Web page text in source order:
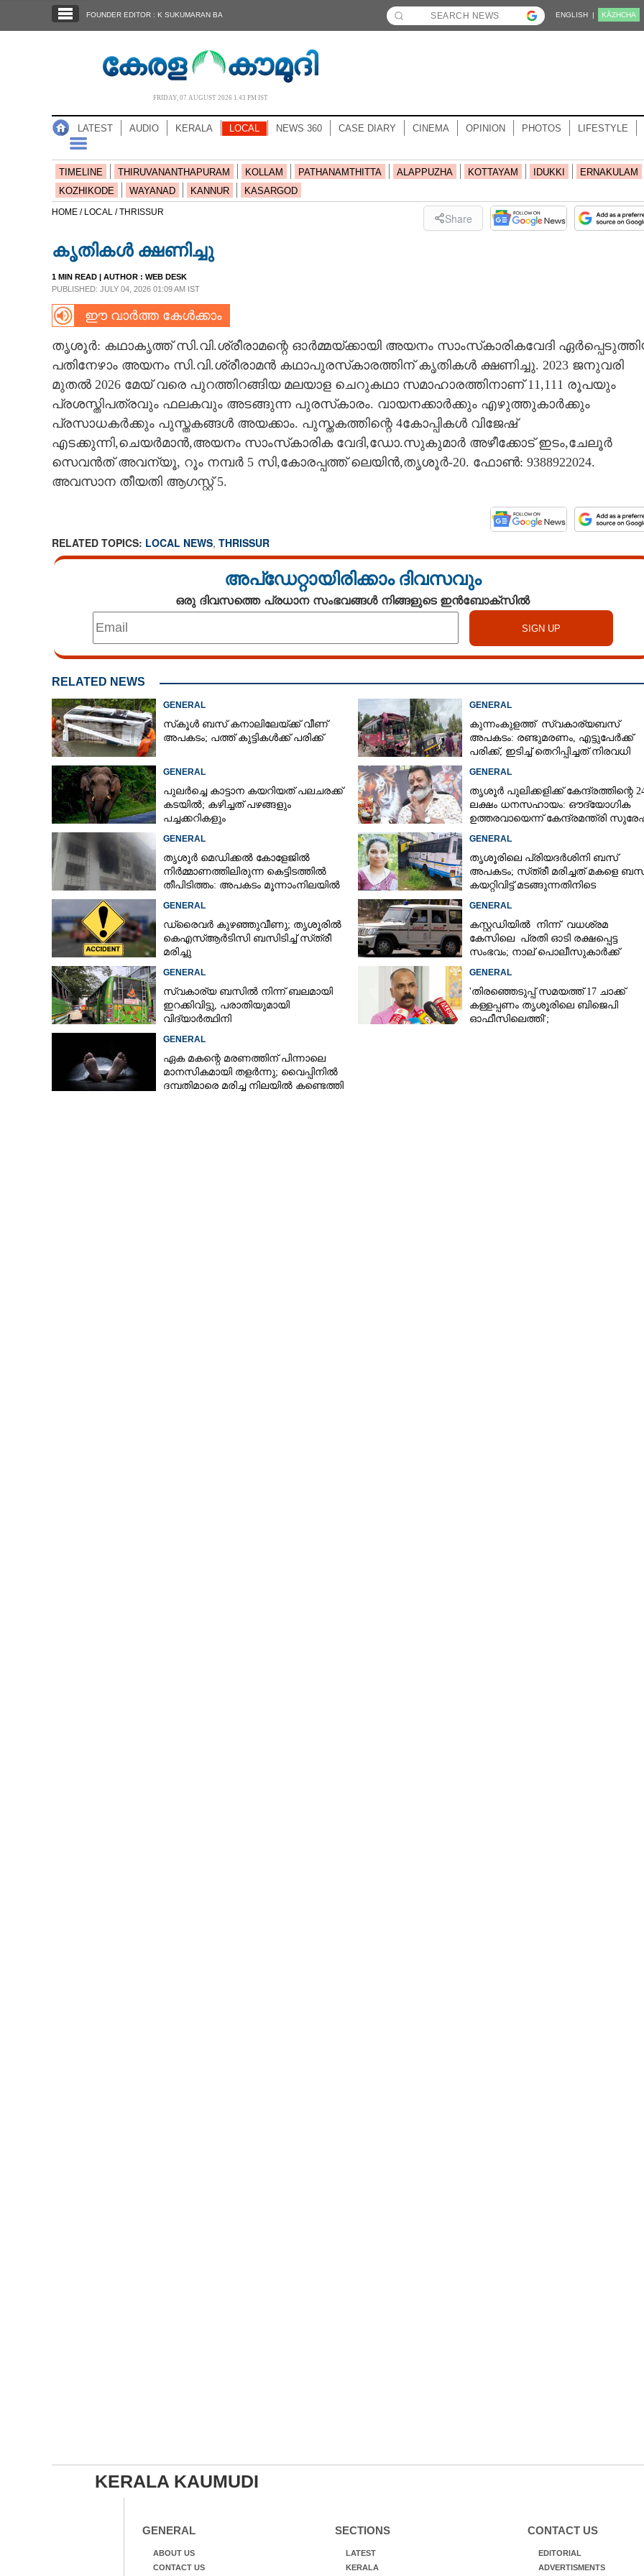
NOTIFIED NEWS
NEWS 360
CASE DIARY
LIFESTYLE
LITERATURE
CONTACT US
FOUNDER EDITOR : K SUKUMARAN BA ENGLISH | KĀZHCHA
FRIDAY, 07 AUGUST 2026 1.43 PM IST
LATEST AUDIO KERALA LOCAL NEWS 360 CASE DIARY CINEMA OPINION PHOTOS LIFESTYLE
TIMELINE THIRUVANANTHAPURAM KOLLAM PATHANAMTHITTA ALAPPUZHA KOTTAYAM IDUKKI ERNAKULAM
KOZHIKODE
WAYANAD KANNUR KASARGOD
HOME / LOCAL /THRISSUR Share
കൃതികൾ ക്ഷണിച്ചു
1 MIN READ | AUTHOR : WEB DESK
PUBLISHED: JULY 04, 2026 01:09 AM IST
ഈ വാർത്ത കേൾക്കാം
തൃശൂർ: കഥാകൃത്ത് സി.വി.ശ്രീരാമന്റെ ഓർമ്മയ്ക്കായി അയനം സാംസ്‌കാരികവേദി
പതിനേഴാം അയനം സി.വി.ശ്രീരാമൻ കഥാപുരസ്‌കാരത്തിന് കൃതികൾ ക്ഷണിച്ചു. 2023 ജനുവരി
മുതൽ 2026 മേയ് വരെ പുറത്തിറങ്ങിയ മലയാള ചെറുകഥാ സമാഹാരത്തിനാണ് 11,​111 രൂപയും
പ്രശസ്തിപത്രവും ഫലകവും അടങ്ങുന്ന പുരസ്‌കാരം. വായനക്കാർക്കും എഴുത്തുകാർക്കും
പ്രസാധകർക്കും പുസ്തകങ്ങൾ അയക്കാം. പുസ്തകത്തിന്റെ 4കോപ്പികൾ വിജേഷ്
എടക്കുന്നി,ചെയർമാൻ,അയനം സാംസ്‌കാരിക വേദി,​ഡോ.സുകുമാർ അഴീക്കോട് ഇടം,ചേലൂർ
സെവൻത് അവന്യൂ, റൂം നമ്പർ 5 സി,കോരപ്പത്ത് ലെയിൻ,തൃശൂർ-20. ഫോൺ: 9388922024.
അവസാന തീയതി ആഗസ്റ്റ് 5.
RELATED TOPICS: LOCAL NEWS, THRISSUR
അപ്ഡേറ്റായിരിക്കാം ദിവസവും
ഒരു ദിവസത്തെ പ്രധാന സംഭവങ്ങൾ നിങ്ങളുടെ ഇൻബോക്സിൽ
RELATED NEWS
GENERAL
സ്‌കൂൾ ബസ് കനാലിലേയ്ക്ക് വീണ്
അപകടം; പത്ത് കുട്ടികൾക്ക് പരിക്ക്
GENERAL
കുന്നംകുളത്ത് സ്വകാര്യബസ്
അപകടം: രണ്ടുമരണം, എട്ടുപേർക്ക്
പരിക്ക്, ഇടിച്ച് തെറിപ്പിച്ചത് നിരവധി
GENERAL
പുലർച്ചെ കാട്ടാന കയറിയത് പലചരക്ക്
കടയിൽ; കഴിച്ചത് പഴങ്ങളും
പച്ചക്കറികളും
GENERAL
തൃശൂർ പുലിക്കളിക്ക് കേന്ദ്രത്തിന്റെ
ലക്ഷം ധനസഹായം: ഔദ്യോഗിക
ഉത്തരവായെന്ന് കേന്ദ്രമന്ത്രി
GENERAL
തൃശൂർ മെഡിക്കൽ കോളേജിൽ
നിർമ്മാണത്തിലിരുന്ന കെട്ടിടത്തിൽ
തീപിടിത്തം: അപകടം മൂന്നാംനിലയിൽ
GENERAL
തൃശൂരിലെ പ്രിയദർശിനി ബസ്
അപകടം; സ്‌ത്രീ മരിച്ചത് മകളെ
കയറ്റിവിട്ട് മടങ്ങുന്നതിനിടെ
GENERAL
ഡ്രൈവർ കുഴഞ്ഞുവീണു; തൃശൂരിൽ
കെഎസ്‌ആർടിസി ബസിടിച്ച് സ്‌ത്രീ
മരിച്ചു
GENERAL
കസ്റ്റഡിയിൽ നിന്ന് വധശ്രമ
കേസിലെ പ്രതി ഓടി രക്ഷപ്പെട്ട
സംഭവം; നാല് പൊലീസുകാർക്ക്
GENERAL
സ്വകാര്യ ബസിൽ നിന്ന് ബലമായി
ഇറക്കിവിട്ടു, പരാതിയുമായി
വിദ്യാർത്ഥിനി
GENERAL
'തിരഞ്ഞെടുപ്പ് സമയത്ത് 17 ചാക്ക്
കള്ളപ്പണം തൃശൂരിലെ ബിജെപി
ഓഫീസിലെത്തി';
GENERAL
ഏക മകന്റെ മരണത്തിന് പിന്നാലെ
മാനസികമായി തളർന്നു; വൈപ്പിനിൽ
ദമ്പതിമാരെ മരിച്ച നിലയിൽ കണ്ടെത്തി
KERALA KAUMUDI
GENERAL
ABOUT US
CONTACT US
SECTIONS
LATEST
KERALA
CONTACT US
EDITORIAL
ADVERTISMENTS